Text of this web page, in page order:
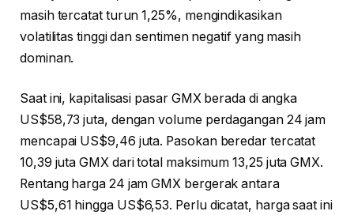
masih tercatat turun 1,25%, mengindikasikan
volatilitas tinggi dan sentimen negatif yang masih
dominan.
Saat ini, kapitalisasi pasar GMX berada di angka
US$58,73 juta, dengan volume perdagangan 24 jam
mencapai US$9,46 juta. Pasokan beredar tercatat
10,39 juta GMX dari total maksimum 13,25 juta GMX.
Rentang harga 24 jam GMX bergerak antara
US$5,61 hingga US$6,53. Perlu dicatat, harga saat ini